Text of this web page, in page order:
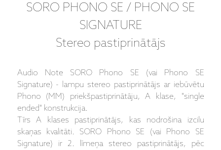
SORO PHONO SE / PHONO SE
SIGNATURE
Stereo pastiprinātājs
Audio Note SORO Phono SE (vai Phono SE
Signature) - lampu stereo pastiprinātājs ar iebūvētu
Phono (MM) priekšpastiprinātāju, A klase, "single
ended" konstrukcija.
Tīrs A klases pastiprinātājs, kas nodrošina izcilu
skaņas kvalitāti. SORO Phono SE (vai Phono SE
Signature) ir 2. līmeņa stereo pastiprinātājs, pēc